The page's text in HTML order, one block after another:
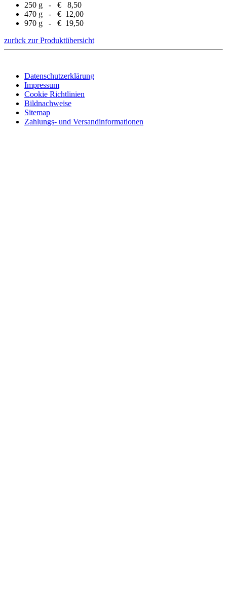
250 g - € 8,50
470 g - € 12,00
970 g - € 19,50
zurück zur Produktübersicht
Datenschutzerklärung
Impressum
Cookie Richtlinien
Bildnachweise
Sitemap
Zahlungs- und Versandinformationen